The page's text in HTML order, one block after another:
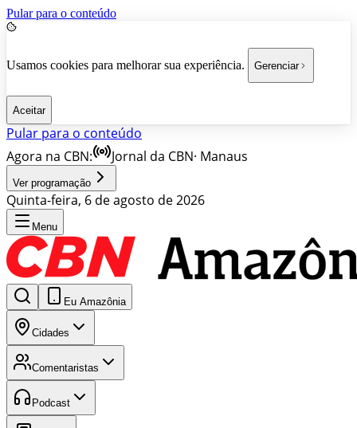
Pular para o conteúdo
Usamos cookies para melhorar sua experiência. Gerenciar
Aceitar
Pular para o conteúdo
Agora na CBN:
Jornal da CBN· Manaus
Ver programação
Quinta-feira, 6 de agosto de 2026
Menu
Eu Amazônia
Cidades
Comentaristas
Podcast